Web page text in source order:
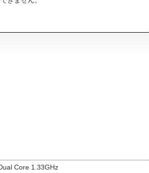
Core 1.33GHz